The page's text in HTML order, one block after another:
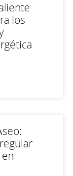
los